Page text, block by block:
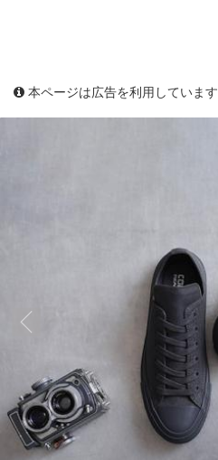
本ページは広告を利用しています